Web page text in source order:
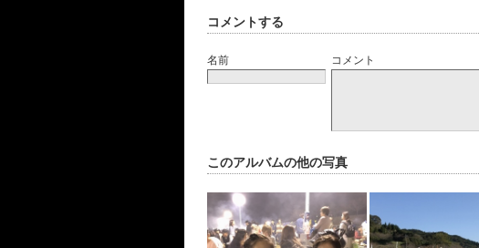
コメントする
名前 コメント
このアルバムの他の写真